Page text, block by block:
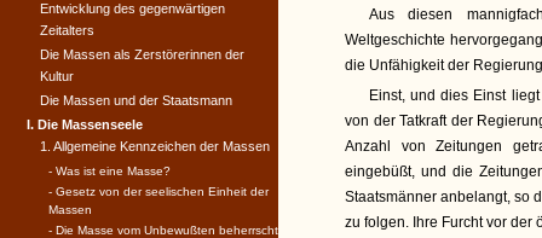
Aus diesen
Weltgeschichte
die Unfähigkeit der
Einst, und dies Einst
von der Tatkraft der
Anzahl von Zeitungen
eingebüßt, und die
Staatsmänner anbelangt, so
zu folgen. Ihre Furcht vor der
Entwicklung des gegenwärtigen
Zeitalters
Die Massen als Zerstörerinnen der
Kultur
Die Massen und der Staatsmann
I. Die Massenseele
1. Allgemeine Kennzeichen der Massen
- Was ist eine Masse?
- Gesetz von der seelischen Einheit der
Massen
- Die Masse vom Unbewußten beherrscht